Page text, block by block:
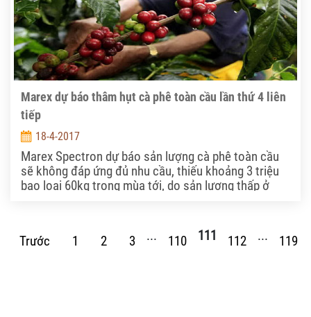
Marex dự báo thâm hụt cà phê toàn cầu lần thứ 4 liên
tiếp
18-4-2017
Marex Spectron dự báo sản lượng cà phê toàn cầu
sẽ không đáp ứng đủ nhu cầu, thiếu khoảng 3 triệu
bao loại 60kg trong mùa tới, do sản lượng thấp ở
Trước
1 2 3 ... 110 111 112 ... 119